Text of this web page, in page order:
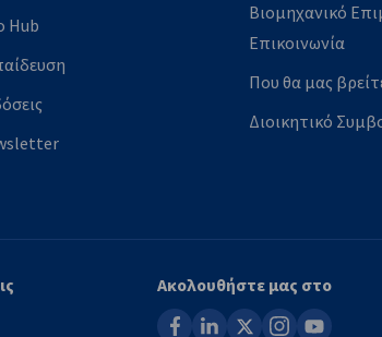
Hub
Βιομηχανικό
Επικοινωνία
Που θα μας
Διοικητικό
Ακολουθήστε μας στο
facebooklinkedin instagram
youtube